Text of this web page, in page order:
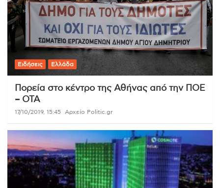
Ειδήσεις Ελλάδα
Πορεία στο κέντρο της Αθήνας από την ΠΟΕ
– ΟΤΑ
17/10/2019, 15:45 Αρχείο Politic.gr